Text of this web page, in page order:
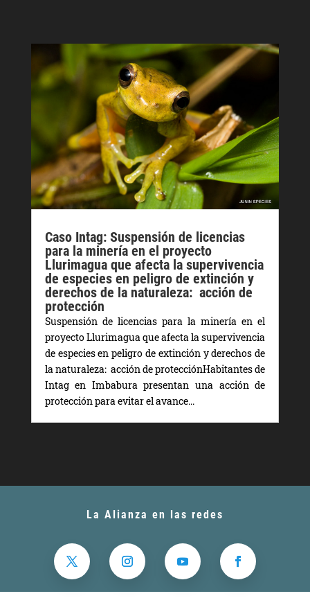
Caso Intag: Suspensión de licencias
para la minería en el proyecto
Llurimagua que afecta la supervivencia
de especies en peligro de extinción y
derechos de la naturaleza: acción de
protección
Suspensión de licencias para la minería en el
proyecto Llurimagua que afecta la supervivencia
de especies en peligro de extinción y derechos de
la naturaleza: acción de protecciónHabitantes de
Intag en Imbabura presentan una acción de
protección para evitar el avance...
La Alianza en las redes